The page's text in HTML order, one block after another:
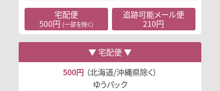
宅配便
500円 (一部を除く)
追跡可能メール便
210円
宅配便
500円 （北海道/沖縄県除く）
ゆうパック